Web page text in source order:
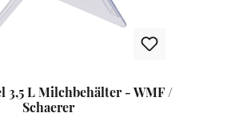
3,5 L Milchbehälter - WMF /
Schaerer